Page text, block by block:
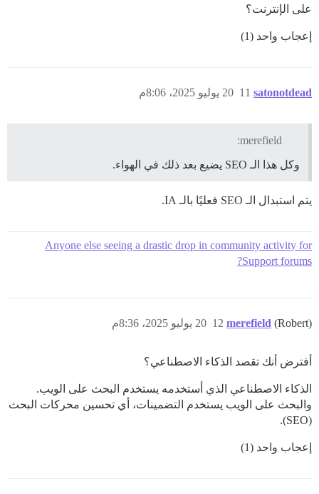
على الإنترنت؟
إعجاب واحد (1)
satonotdead 20 يوليو 2025، 8:06م 11
merefield:
وكل هذا الـ SEO يضيع بعد ذلك في الهواء.
يتم استبدال الـ SEO فعليًا بالـ IA.
Anyone else seeing a drastic drop in community activity for
Support forums?
merefield (Robert) 20 يوليو 2025، 8:36م 12
أفترض أنك تقصد الذكاء الاصطناعي؟
الذكاء الاصطناعي الذي أستخدمه يستخدم البحث على الويب.
والبحث على الويب يستخدم التضمينات، أي تحسين محركات البحث
(SEO).
إعجاب واحد (1)